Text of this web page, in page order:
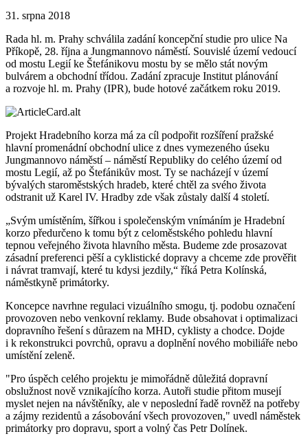
31. srpna 2018
Rada hl. m. Prahy schválila zadání koncepční studie pro ulice Na
Příkopě, 28. října a Jungmannovo náměstí. Souvislé území vedoucí
od mostu Legií ke Štefánikovu mostu by se mělo stát novým
bulvárem a obchodní třídou. Zadání zpracuje Institut plánování
a rozvoje hl. m. Prahy (IPR), bude hotové začátkem roku 2019.
Projekt Hradebního korza má za cíl podpořit rozšíření pražské
hlavní promenádní obchodní ulice z dnes vymezeného úseku
Jungmannovo náměstí – náměstí Republiky do celého území od
mostu Legií, až po Štefánikův most. Ty se nacházejí v území
bývalých staroměstských hradeb, které chtěl za svého života
odstranit už Karel IV. Hradby zde však zůstaly další 4 století.
„Svým umístěním, šířkou i společenským vnímáním je Hradební
korzo předurčeno k tomu být z celoměstského pohledu hlavní
tepnou veřejného života hlavního města. Budeme zde prosazovat
zásadní preferenci pěší a cyklistické dopravy a chceme zde prověřit
i návrat tramvají, které tu kdysi jezdily,“ říká Petra Kolínská,
náměstkyně primátorky.
Koncepce navrhne regulaci vizuálního smogu, tj. podobu označení
provozoven nebo venkovní reklamy. Bude obsahovat i optimalizaci
dopravního řešení s důrazem na MHD, cyklisty a chodce. Dojde
i k rekonstrukci povrchů, opravu a doplnění nového mobiliáře nebo
umístění zeleně.
"Pro úspěch celého projektu je mimořádně důležitá dopravní
obslužnost nově vznikajícího korza. Autoři studie přitom musejí
myslet nejen na návštěníky, ale v neposlední řadě rovněž na potřeby
a zájmy rezidentů a zásobování všech provozoven," uvedl náměstek
primátorky pro dopravu, sport a volný čas Petr Dolínek.